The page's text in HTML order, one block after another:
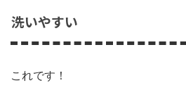
洗いやすい
これです！